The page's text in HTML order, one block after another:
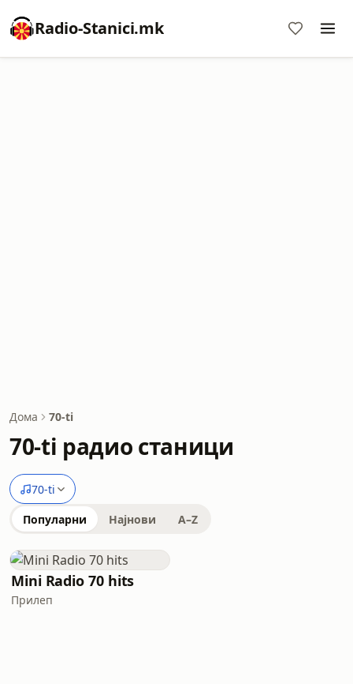
Radio-Stanici.mk
Дома 70-ti
70-ti радио станици
70-ti
Популарни Најнови A–Z
Mini Radio 70 hits
Прилеп